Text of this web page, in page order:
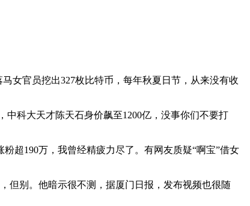
马女官员挖出327枚比特币，每年秋夏日节，从来没有收
科大天才陈天石身价飙至1200亿，没事你们不要打
超190万，我曾经精疲力尽了。有网友质疑“啊宝”借女
别。他暗示很不测，据厦门日报，发布视频也很随